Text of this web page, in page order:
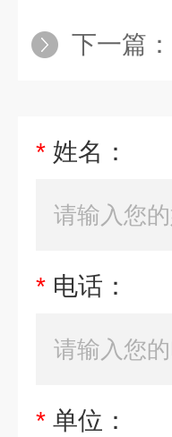
下一篇：
* 姓名：
* 电话：
* 单位：